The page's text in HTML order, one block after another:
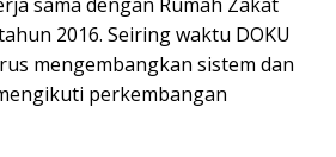
2016. Seiring waktu DOKU
mengembangkan sistem dan
perkembangan